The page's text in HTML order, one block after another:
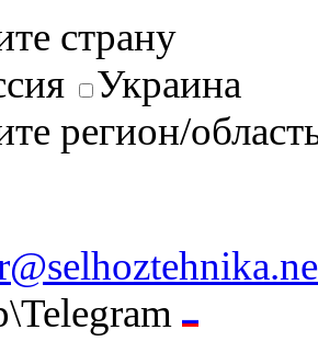
страну
Украина
регион/